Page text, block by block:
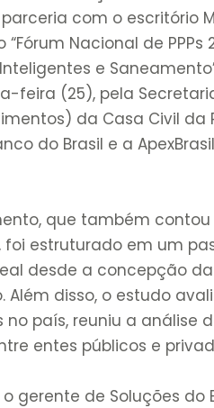
parceria com o escritório
“Fórum Nacional de
e
feira (25), pela
da Casa Civil da
do Brasil e a
que também contou
foi estruturado em um
desde a concepção
Além disso, o estudo
no país, reuniu a análise
entes públicos e
gerente de Soluções do